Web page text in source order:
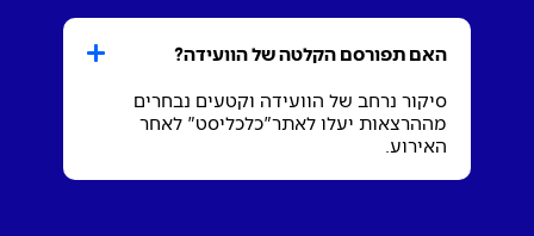
האם תפורסם הקלטה של הוועידה?
סיקור נרחב של הוועידה וקטעים נבחרים
מההרצאות יעלו לאתר"כלכליסט" לאחר
האירוע.